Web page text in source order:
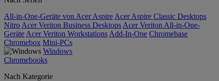
All-in-One-Geräte von Acer Aspire Acer Aspire Classic Desktops
Nitro Acer Veriton Business Desktops Acer Veriton All-in-One-
Geräte Acer Veriton Workstations Add-In-One Chromebase
Chromebox Mini-PCs
Windows
Chromebooks
Nach Kategorie